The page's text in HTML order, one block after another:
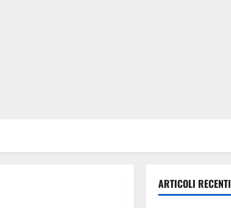
ARTICOLI RECENTI